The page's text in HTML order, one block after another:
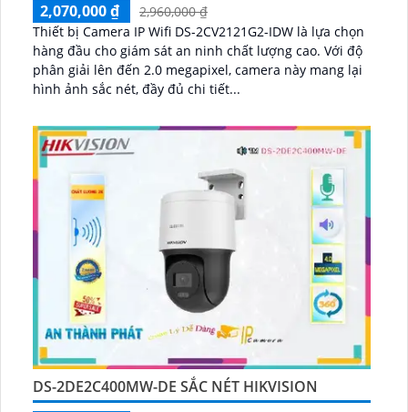
2,070,000 ₫
2,960,000 ₫
Thiết bị Camera IP Wifi DS-2CV2121G2-IDW là lựa chọn
hàng đầu cho giám sát an ninh chất lượng cao. Với độ
phân giải lên đến 2.0 megapixel, camera này mang lại
hình ảnh sắc nét, đầy đủ chi tiết...
DS-2DE2C400MW-DE SẮC NÉT HIKVISION